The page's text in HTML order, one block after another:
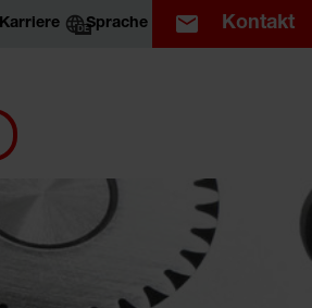
Karriere DESprache Kontakt